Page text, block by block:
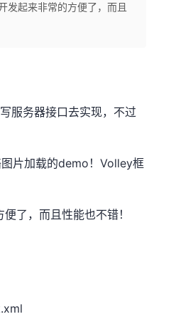
起来非常的方便了，而且
服务器接口去实现，不过
片加载的demo！Volley框
了，而且性能也不错！